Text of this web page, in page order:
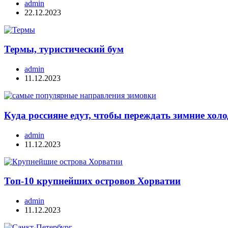
admin
22.12.2023
Термы, туристический бум
admin
11.12.2023
Куда россияне едут, чтобы переждать зимние
admin
11.12.2023
Топ-10 крупнейших островов Хорватии
admin
11.12.2023